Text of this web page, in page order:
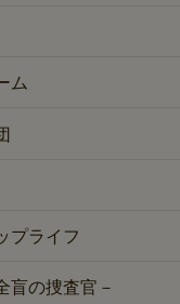
ム
プライフ
盲の捜査官－